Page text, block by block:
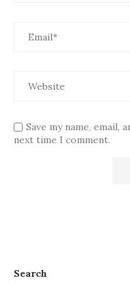
Save my name,
next time I comment.
Search